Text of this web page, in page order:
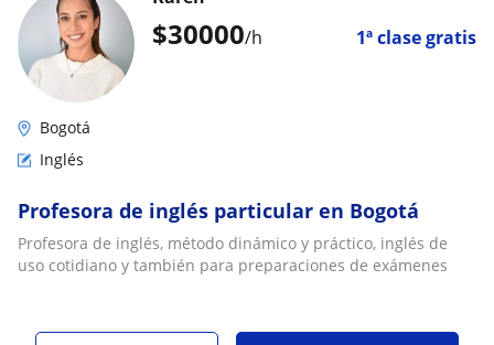
$30000/h 1ª clase gratis
Bogotá
Inglés
Profesora de inglés particular en Bogotá
Profesora de inglés, método dinámico y práctico, inglés de
uso cotidiano y también para preparaciones de exámenes